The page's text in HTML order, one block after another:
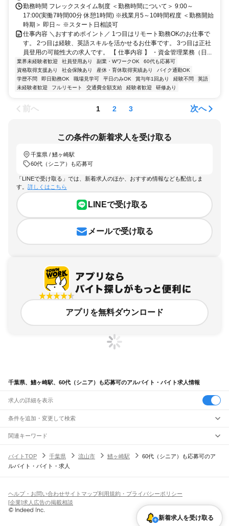
勤務時間 フレックスタイム制度 ＜勤務時間について＞ 9:00～
17:00(実働7時間00分 休憩1時間) ※残業月5～10時間程度 ＜勤務開始
時期＞ 即日～ ※スタート日相談可
仕事内容 ＼おすすめポイント／ 1つ目はリモート勤務OKのお仕事で
す。 2つ目は経験、英語スキルを活かせるお仕事です。 3つ目は正社
員登用の可能性大の求人です。 【 仕事内容 】 ・資金管理業務（日...
業界未経験者歓迎 社員登用あり 副業・WワークOK
60代も応募可
資格取得支援あり
社会保険あり 産休・育休取得実績あり
バイク通勤OK
学歴不問
即日勤務OK 職場見学可 平日のみOK 賞与年1回あり 経験不問
英語
未経験者歓迎
フルリモート 交通費全額支給 経験者歓迎 研修あり
前へ 1 2 3 次へ
この条件の新着求人を受け取る
千葉県 / 鰭ヶ崎駅
60代（シニア）も応募可
「LINEで受け取る」では、新着求人のほか、おすすめ情報なども配信しま
す。 詳しくはこちら
LINEで受け取る
メールで受け取る
アプリを無料ダウンロード
千葉県、鰭ヶ崎駅、60代（シニア）も応募可のアルバイト・バイト求人情報
求人の詳細を表示
条件を追加・変更して検索
市区町村を追加・変更
千葉県すべて
千葉市すべて
旭市習志野市柏市勝浦市市原市流山市八千代市我孫子市鴨川市鎌ケ谷市
君津市富津市浦安市 印西市白井市富里市南房総市
匝瑳市香取市 印旛郡 香取郡山武郡 長生郡夷隅郡
駅を追加・変更
JR中央・総武線
市川駅本八幡駅下総中山駅 津田沼駅幕張本郷駅幕張駅
新検見川駅
職種を追加・変更
飲食・フードサービスすべて
ホールスタッフキッチンスタッフ
パン屋（ベーカリー）
バー（BAR）・バーテンダー
飲食店（店長・マネージャー）
人気
日払いOK高校生歓迎 髪型・髪色自由
留学生・外国人活躍中
雇用形態を追加・変更
関連キーワード
バイトTOP
千葉県 流山市 鰭ヶ崎駅
60代（シニア）も応募可のア
ルバイト・バイト・求人
新着求人を受け取る
ヘルプ・お問い合わせサイトマップ利用規約・プライバシーポリシー
[企業]求人広告の掲載相談